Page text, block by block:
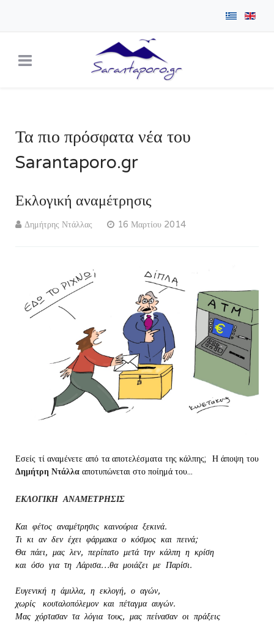
Τα πιο πρόσφατα νέα του
Sarantaporo.gr
Εκλογική αναμέτρησις
Δημήτρης Ντάλλας 16 Μαρτίου 2014
Εσείς τί αναμένετε από τα αποτελέσματα της κάλπης; Η άποψη του
Δημήτρη Ντάλλα αποτυπώνεται στο ποίημά του...
ΕΚΛΟΓΙΚΗ ΑΝΑΜΕΤΡΗΣΙΣ
Και φέτος αναμέτρησις καινούρια ξεκινά.
Τι κι αν δεν έχει φάρμακα ο κόσμος και πεινά;
Θα πάει, μας λεν, περίπατο μετά την κάλπη η κρίση
και όσο για τη Λάρισα…θα μοιάζει με Παρίσι.
Ευγενική η άμιλλα, η εκλογή, ο αγών,
χωρίς κουταλοπόλεμον και πέταγμα αυγών.
Μας χόρτασαν τα λόγια τους, μας πείνασαν οι πράξεις